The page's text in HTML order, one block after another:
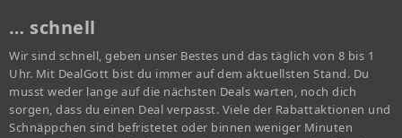
… schnell
Wir sind schnell, geben unser Bestes und das täglich von 8 bis 1
Uhr. Mit DealGott bist du immer auf dem aktuellsten Stand. Du
musst weder lange auf die nächsten Deals warten, noch dich
sorgen, dass du einen Deal verpasst. Viele der Rabattaktionen und
Schnäppchen sind befristetet oder binnen weniger Minuten